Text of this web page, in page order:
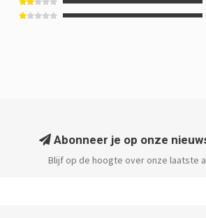
Abonneer je op onze
Blijf op de hoogte over onze laatste